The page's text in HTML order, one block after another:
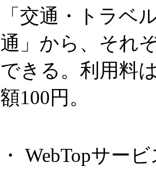
「交通・トラベ
通」から、それ
できる。利用料
額100円。
・ WebTopサー